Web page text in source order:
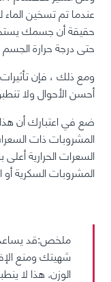
عندما تم تسخين
حقيقة أن جسمك
حتى درجة حرارة الجسم
ومع ذلك ، فإن
أحسن الأحوال ولا
ضع في اعتبارك أن
المشروبات ذات
المشروبات السكرية أو
ملخص:قد
شهيتك ومنع
الوزن. هذا لا